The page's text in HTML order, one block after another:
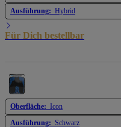
Ausführung: Hybrid
Für Dich bestellbar
Oberfläche: Icon
Ausführung: Schwarz